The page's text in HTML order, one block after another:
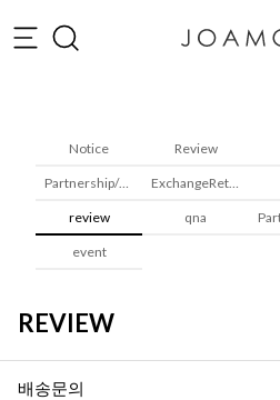
Notice Review
Partnership/Wholesale ExchangeReturns
review qna
event
REVIEW
배송문의